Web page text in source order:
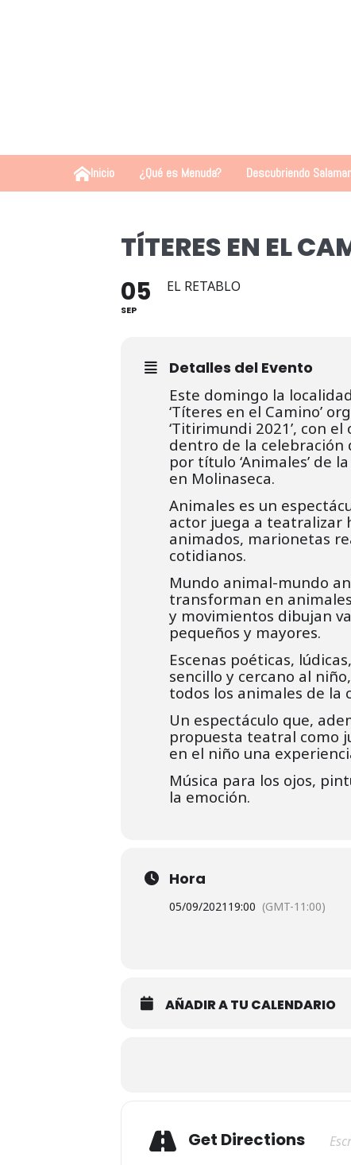
Inicio ¿Qué es Menuda? Descubriendo
TÍTERES EN EL
05
SEP
EL RETABLO
Detalles del Evento
Este domingo la
‘Títeres en el Camino’
‘Titirimundi 2021’, con
dentro de la celebración
por título ‘Animales’ de
en Molinaseca.
Animales es un
actor juega a teatralizar
animados, marionetas
cotidianos.
Mundo animal-mundo
transforman en
y movimientos dibujan
pequeños y mayores.
Escenas poéticas,
sencillo y cercano al
todos los animales de la
Un espectáculo que,
propuesta teatral como
en el niño una
Música para los ojos,
la emoción.
Hora
05/09/2021 19:00 (GMT-11:00)
AÑADIR A TU CALENDARIO
Get Directions